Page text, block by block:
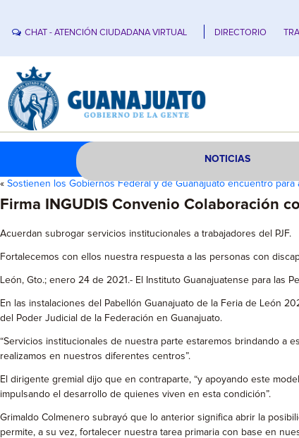
CHAT - ATENCIÓN CIUDADANA VIRTUAL DIRECTORIO
NOTICIAS
« Sostienen los Gobiernos Federal y de Guanajuato encuentro para
Firma INGUDIS Convenio Colaboración
Acuerdan subrogar servicios institucionales a trabajadores del PJF.
Fortalecemos con ellos nuestra respuesta a las personas con
León, Gto.; enero 24 de 2021.- El Instituto Guanajuatense para las
En las instalaciones del Pabellón Guanajuato de la Feria de León
del Poder Judicial de la Federación en Guanajuato.
“Servicios institucionales de nuestra parte estaremos brindando a
realizamos en nuestros diferentes centros”.
El dirigente gremial dijo que en contraparte, “y apoyando este
impulsando el desarrollo de quienes viven en esta condición”.
Grimaldo Colmenero subrayó que lo anterior significa abrir la
permite, a su vez, fortalecer nuestra tarea primaria con base en